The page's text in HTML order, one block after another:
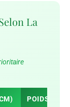
La
POIDS MAX